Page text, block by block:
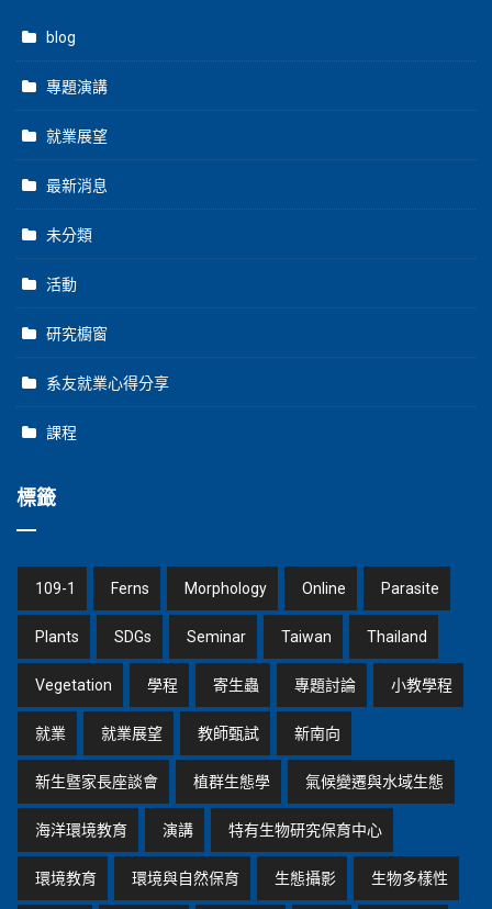
blog
專題演講
就業展望
最新消息
未分類
活動
研究櫥窗
系友就業心得分享
課程
標籤
109-1 Ferns Morphology Online Parasite
Plants SDGs Seminar Taiwan Thailand
Vegetation 學程 寄生蟲 專題討論 小教學程
就業 就業展望 教師甄試 新南向
新生暨家長座談會 植群生態學 氣候變遷與水域生態
海洋環境教育 演講 特有生物研究保育中心
環境教育 環境與自然保育 生態攝影 生物多樣性